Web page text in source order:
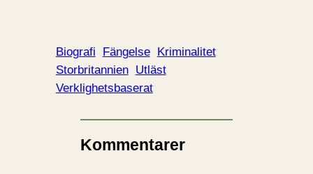
Biografi Fängelse Kriminalitet
Storbritannien Utläst
Verklighetsbaserat
Kommentarer